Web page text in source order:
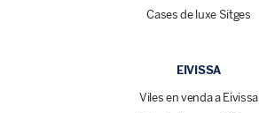
Cases de luxe Sitges
EIVISSA
Viles en venda a Eivissa